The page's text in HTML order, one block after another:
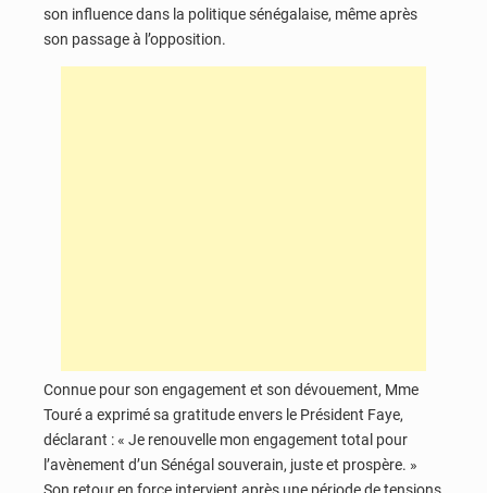
son influence dans la politique sénégalaise, même après
son passage à l’opposition.
Connue pour son engagement et son dévouement, Mme
Touré a exprimé sa gratitude envers le Président Faye,
déclarant : « Je renouvelle mon engagement total pour
l’avènement d’un Sénégal souverain, juste et prospère. »
Son retour en force intervient après une période de tensions